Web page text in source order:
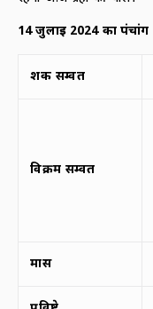
14जुलाई 2024 का पंचांग
शक सम्वत
विक्रम सम्वत
मास